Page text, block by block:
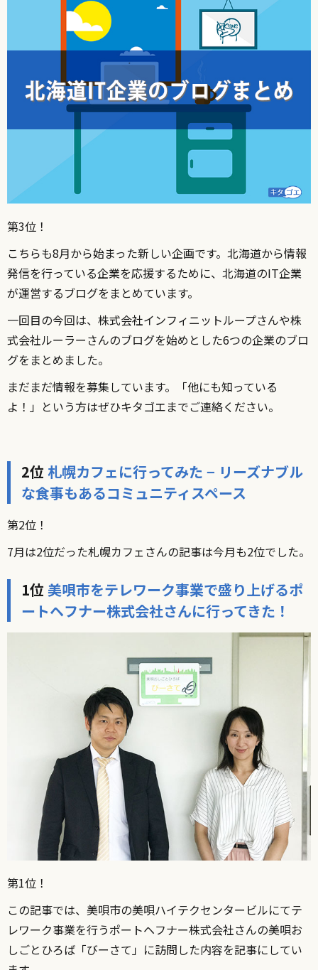
第3位！
こちらも8月から始まった新しい企画です。北海道から情報
発信を行っている企業を応援するために、北海道のIT企業
が運営するブログをまとめています。
一回目の今回は、株式会社インフィニットループさんや株
式会社ルーラーさんのブログを始めとした6つの企業のブロ
グをまとめました。
まだまだ情報を募集しています。「他にも知っている
よ！」という方はぜひキタゴエまでご連絡ください。
2位 札幌カフェに行ってみた − リーズナブル
な食事もあるコミュニティスペース
第2位！
7月は2位だった札幌カフェさんの記事は今月も2位でした。
1位 美唄市をテレワーク事業で盛り上げるポ
ートヘフナー株式会社さんに行ってきた！
第1位！
この記事では、美唄市の美唄ハイテクセンタービルにてテ
レワーク事業を行うポートヘフナー株式会社さんの美唄お
しごとひろば「びーさて」に訪問した内容を記事にしてい